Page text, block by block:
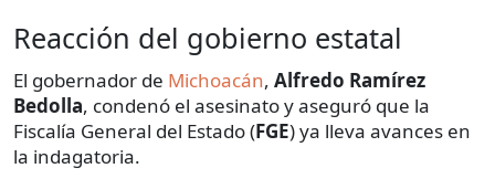
Reacción del gobierno estatal
El gobernador de Michoacán, Alfredo Ramírez
Bedolla, condenó el asesinato y aseguró que la
Fiscalía General del Estado (FGE) ya lleva avances en
la indagatoria.